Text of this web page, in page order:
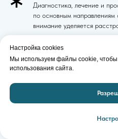
Настройка cookies
Мы используем файлы cookie,
использования сайта.
Диагностика, лечение и
по основным
внимание уделяется
деятельности.
Современное
ЭЭГ, ЭЭГ-видеомониторинг,
можно получить в короткие
Высокий уровень